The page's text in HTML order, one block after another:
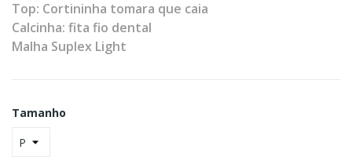
Top: Cortininha tomara que caia
Calcinha: fita fio dental
Malha Suplex Light
Tamanho